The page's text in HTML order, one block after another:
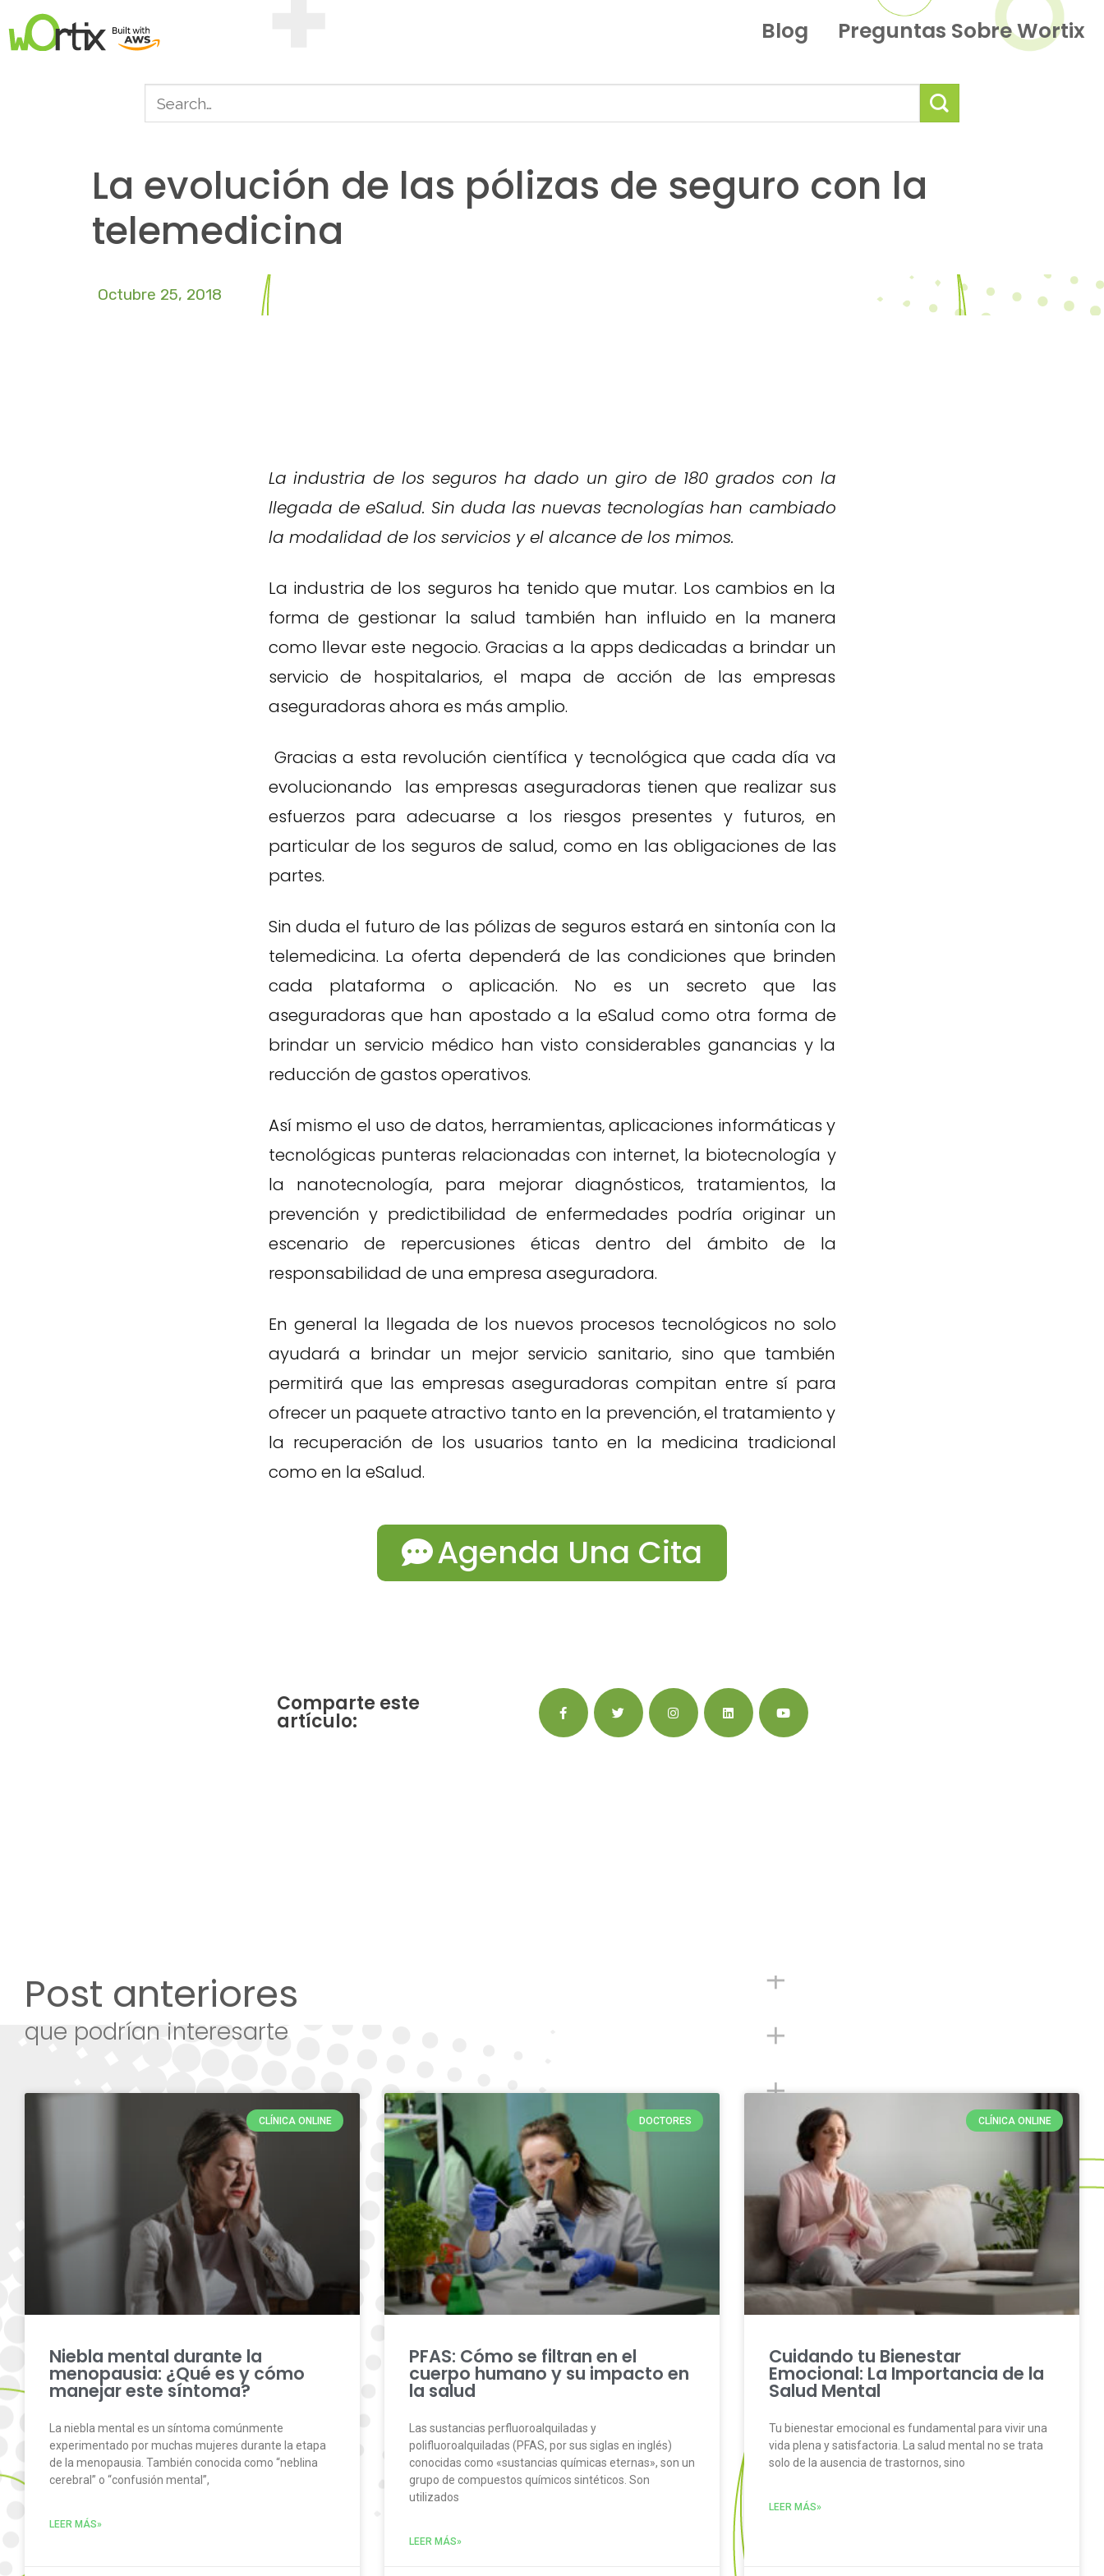
Blog Preguntas Sobre Wortix
La evolución de las pólizas de seguro con la
telemedicina
Octubre 25, 2018
La industria de los seguros ha dado un giro de 180 grados con la
llegada de eSalud. Sin duda las nuevas tecnologías han cambiado
la modalidad de los servicios y el alcance de los mimos.
La industria de los seguros ha tenido que mutar. Los cambios en la
forma de gestionar la salud también han influido en la manera
como llevar este negocio. Gracias a la apps dedicadas a brindar un
servicio de hospitalarios, el mapa de acción de las empresas
aseguradoras ahora es más amplio.
Gracias a esta revolución científica y tecnológica que cada día va
evolucionando las empresas aseguradoras tienen que realizar sus
esfuerzos para adecuarse a los riesgos presentes y futuros, en
particular de los seguros de salud, como en las obligaciones de las
partes.
Sin duda el futuro de las pólizas de seguros estará en sintonía con la
telemedicina. La oferta dependerá de las condiciones que brinden
cada plataforma o aplicación. No es un secreto que las
aseguradoras que han apostado a la eSalud como otra forma de
brindar un servicio médico han visto considerables ganancias y la
reducción de gastos operativos.
Así mismo el uso de datos, herramientas, aplicaciones informáticas y
tecnológicas punteras relacionadas con internet, la biotecnología y
la nanotecnología, para mejorar diagnósticos, tratamientos, la
prevención y predictibilidad de enfermedades podría originar un
escenario de repercusiones éticas dentro del ámbito de la
responsabilidad de una empresa aseguradora.
En general la llegada de los nuevos procesos tecnológicos no solo
ayudará a brindar un mejor servicio sanitario, sino que también
permitirá que las empresas aseguradoras compitan entre sí para
ofrecer un paquete atractivo tanto en la prevención, el tratamiento y
la recuperación de los usuarios tanto en la medicina tradicional
como en la eSalud.
Agenda Una Cita
Comparte este
artículo:
Post anteriores
que podrían interesarte
CLÍNICA ONLINE
Niebla mental durante la
menopausia: ¿Qué es y cómo
manejar este síntoma?
La niebla mental es un síntoma comúnmente
experimentado por muchas mujeres durante la etapa
de la menopausia. También conocida como “neblina
cerebral” o “confusión mental”,
LEER MÁS»
DOCTORES
PFAS: Cómo se filtran en el
cuerpo humano y su impacto en
la salud
Las sustancias perfluoroalquiladas y
polifluoroalquiladas (PFAS, por sus siglas en inglés)
conocidas como «sustancias químicas eternas», son un
grupo de compuestos químicos sintéticos. Son
utilizados
LEER MÁS»
CLÍNICA ONLINE
Cuidando tu Bienestar
Emocional: La Importancia de la
Salud Mental
Tu bienestar emocional es fundamental para vivir una
vida plena y satisfactoria. La salud mental no se trata
solo de la ausencia de trastornos, sino
LEER MÁS»